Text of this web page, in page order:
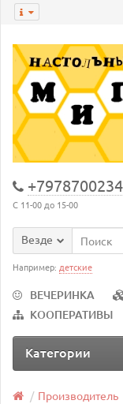
С 11-00 до 15-00
Везде
Например: детские
ВЕЧЕРИНКА
КООПЕРАТИВЫ
Категории
Производитель